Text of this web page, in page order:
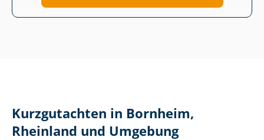
Kurzgutachten in Bornheim,
Rheinland und Umgebung